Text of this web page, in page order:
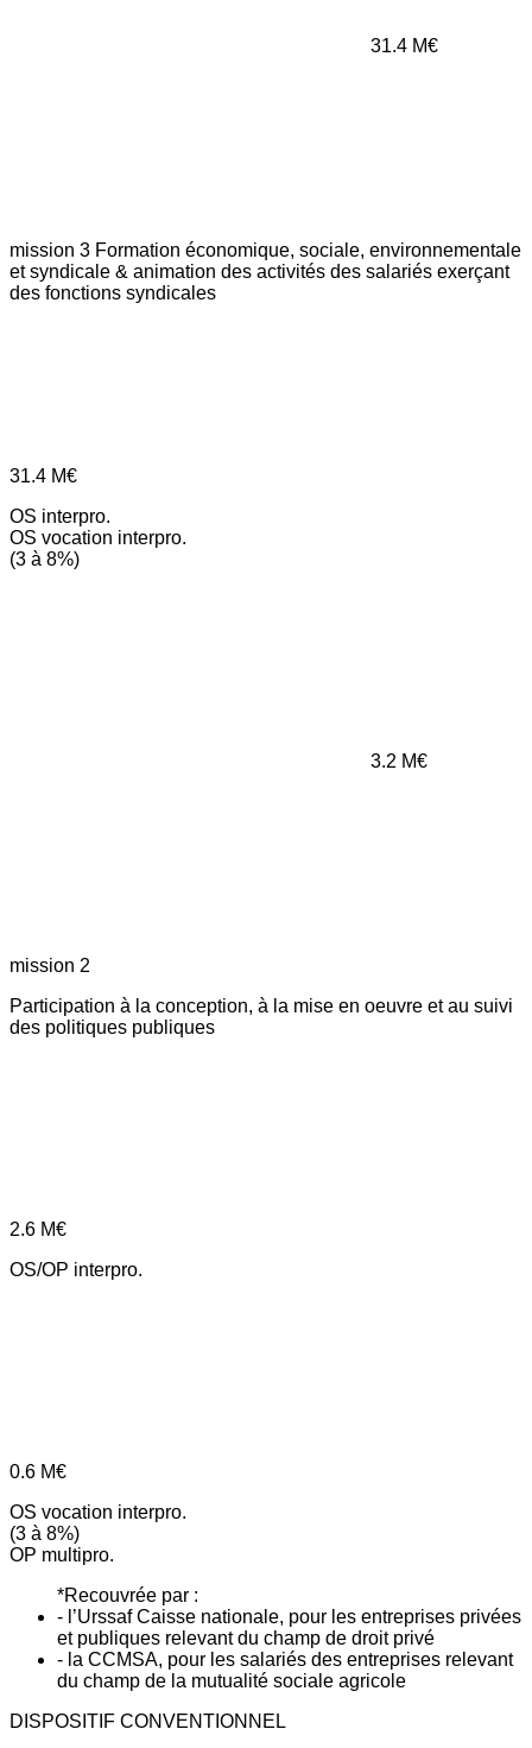
31.4 M€
mission 3 Formation économique, sociale, environnementale
et syndicale & animation des activités des salariés exerçant
des fonctions syndicales
31.4 M€
OS interpro.
OS vocation interpro.
(3 à 8%)
3.2 M€
mission 2
Participation à la conception, à la mise en oeuvre et au suivi
des politiques publiques
2.6 M€
OS/OP interpro.
0.6 M€
OS vocation interpro.
(3 à 8%)
OP multipro.
*Recouvrée par :
- l’Urssaf Caisse nationale, pour les entreprises privées
et publiques relevant du champ de droit privé
- la CCMSA, pour les salariés des entreprises relevant
du champ de la mutualité sociale agricole
DISPOSITIF CONVENTIONNEL